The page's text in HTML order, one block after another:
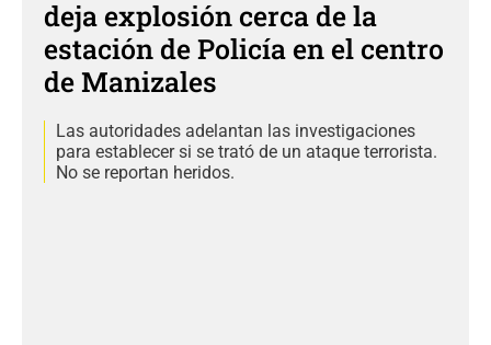
deja explosión cerca de la
estación de Policía en el centro
de Manizales
Las autoridades adelantan las investigaciones
para establecer si se trató de un ataque terrorista.
No se reportan heridos.